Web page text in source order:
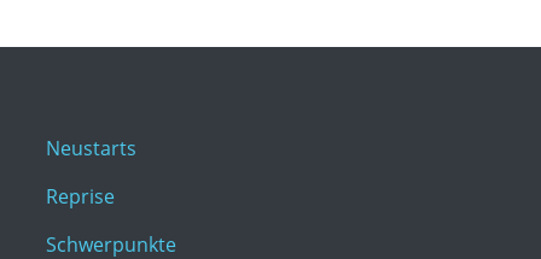
Neustarts
Reprise
Schwerpunkte